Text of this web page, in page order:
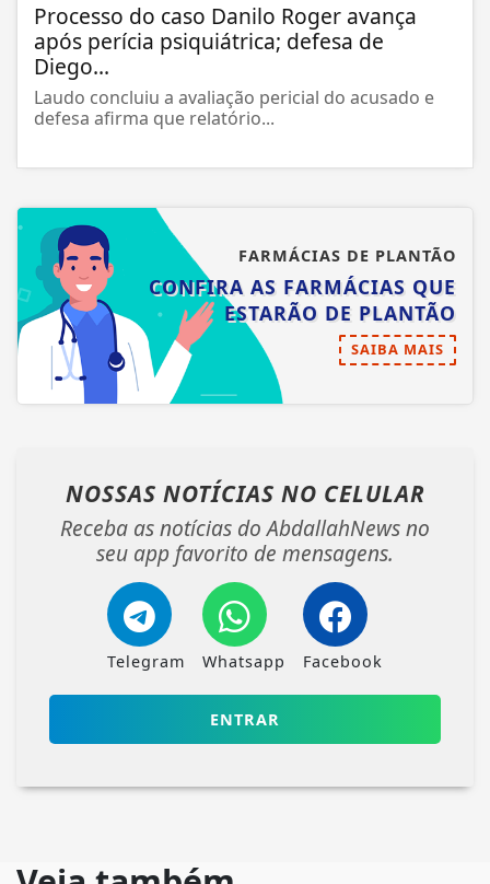
Processo do caso Danilo Roger avança
após perícia psiquiátrica; defesa de
Diego...
Laudo concluiu a avaliação pericial do acusado e
defesa afirma que relatório...
FARMÁCIAS DE PLANTÃO
CONFIRA AS FARMÁCIAS QUE
ESTARÃO DE PLANTÃO
SAIBA MAIS
NOSSAS NOTÍCIAS NO CELULAR
Receba as notícias do AbdallahNews no
seu app favorito de mensagens.
Telegram Whatsapp Facebook
ENTRAR